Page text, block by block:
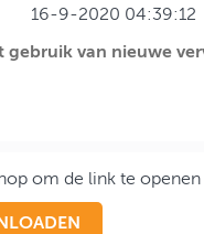
16-9-2020 04:39:12
van nieuwe
om de link te